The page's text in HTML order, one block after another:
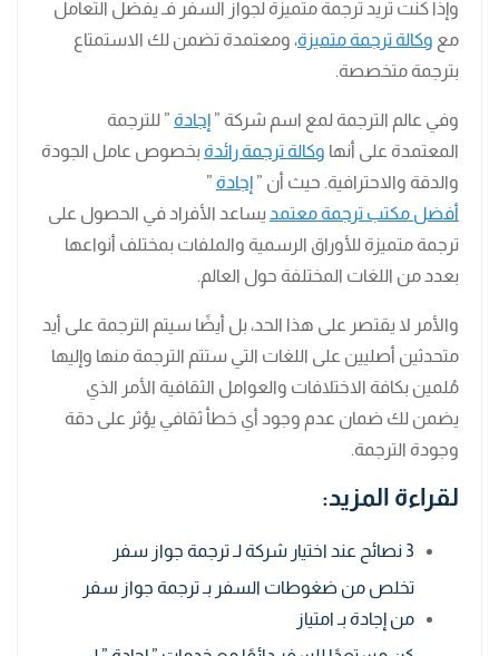
وإذا كنت تريد ترجمة متميزة لجواز السفر فـ يفضل التعامل
مع وكالة ترجمة متميزة، ومعتمدة تضمن لك الاستمتاع
بترجمة متخصصة.
وفي عالم الترجمة لمع اسم شركة ” إجادة ” للترجمة
المعتمدة على أنها وكالة ترجمة رائدة بخصوص عامل الجودة
والدقة والاحترافية. حيث أن ” إجادة ”
أفضل مكتب ترجمة معتمد يساعد الأفراد في الحصول على
ترجمة متميزة للأوراق الرسمية والملفات بمختلف أنواعها
بعدد من اللغات المختلفة حول العالم.
والأمر لا يقتصر على هذا الحد، بل أيضًا سيتم الترجمة على أيد
متحدثين أصليين على اللغات التي ستتم الترجمة منها وإليها
مُلمين بكافة الاختلافات والعوامل الثقافية الأمر الذي
يضمن لك ضمان عدم وجود أي خطأ ثقافي يؤثر على دقة
وجودة الترجمة.
لقراءة المزيد:
3 نصائح عند اختيار شركة لـ ترجمة جواز سفر
تخلص من ضغوطات السفر بـ ترجمة جواز سفر
من إجادة بـ امتياز